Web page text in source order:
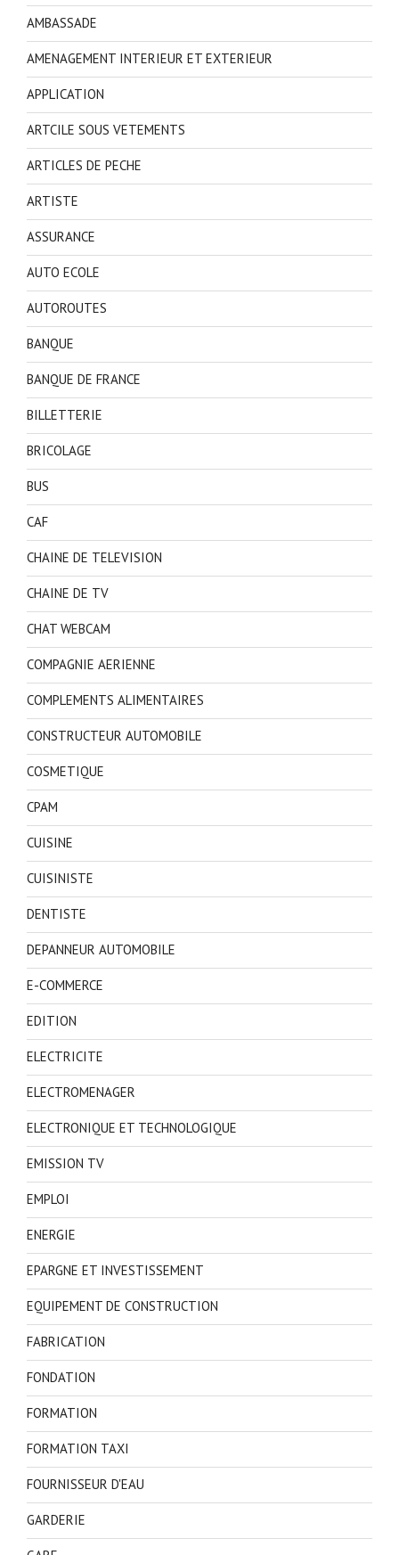
AMBASSADE
AMENAGEMENT INTERIEUR ET EXTERIEUR
APPLICATION
ARTCILE SOUS VETEMENTS
ARTICLES DE PECHE
ARTISTE
ASSURANCE
AUTO ECOLE
AUTOROUTES
BANQUE
BANQUE DE FRANCE
BILLETTERIE
BRICOLAGE
BUS
CAF
CHAINE DE TELEVISION
CHAINE DE TV
CHAT WEBCAM
COMPAGNIE AERIENNE
COMPLEMENTS ALIMENTAIRES
CONSTRUCTEUR AUTOMOBILE
COSMETIQUE
CPAM
CUISINE
CUISINISTE
DENTISTE
DEPANNEUR AUTOMOBILE
E-COMMERCE
EDITION
ELECTRICITE
ELECTROMENAGER
ELECTRONIQUE ET TECHNOLOGIQUE
EMISSION TV
EMPLOI
ENERGIE
EPARGNE ET INVESTISSEMENT
EQUIPEMENT DE CONSTRUCTION
FABRICATION
FONDATION
FORMATION
FORMATION TAXI
FOURNISSEUR D'EAU
GARDERIE